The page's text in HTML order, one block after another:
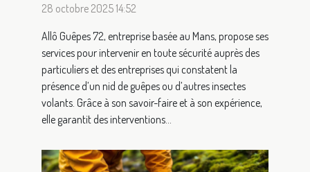
28 octobre 2025 14:52
Allô Guêpes 72, entreprise basée au Mans, propose ses
services pour intervenir en toute sécurité auprès des
particuliers et des entreprises qui constatent la
présence d’un nid de guêpes ou d’autres insectes
volants. Grâce à son savoir-faire et à son expérience,
elle garantit des interventions...